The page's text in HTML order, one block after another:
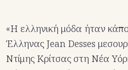
«Η ελληνική μόδα ήταν
Έλληνας Jean Desses
Ντίμης Κρίτσας στη Νέα